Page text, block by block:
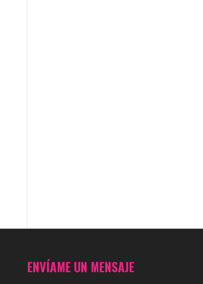
ENVÍAME UN MENSAJE